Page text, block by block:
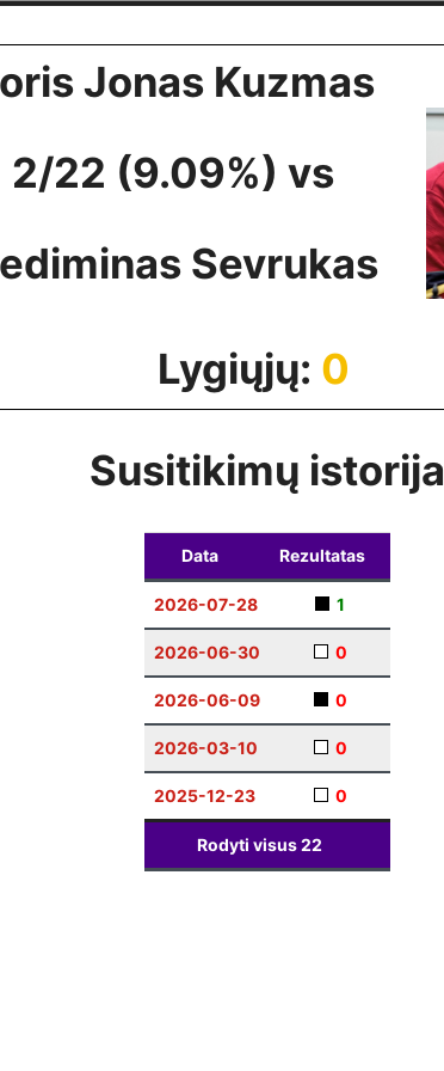
Jonas Kuzmas
2/22 (9.09%) vs
Sevrukas
Lygiųjų: 0
Susitikimų istorija
Data Rezultatas
2026-07-28 1
2026-06-30 0
2026-06-09 0
2026-03-10 0
2025-12-23 0
Rodyti visus22